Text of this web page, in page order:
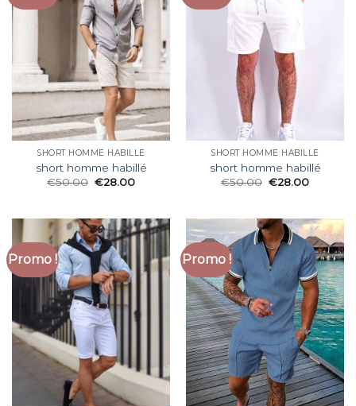
SHORT HOMME HABILLÉ
short homme habillé
€50.00 €28.00
SHORT HOMME HABILLÉ
short homme habillé
€50.00 €28.00
Promo ! Promo !